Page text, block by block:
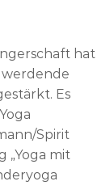
hat
werdende
Es
Spirit
„Yoga mit